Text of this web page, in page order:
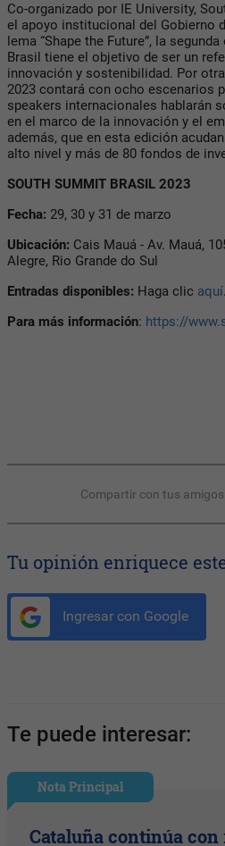
Co-organizado por IE University,
el apoyo institucional del Gobierno
lema “Shape the Future”, la
Brasil tiene el objetivo de ser un
innovación y sostenibilidad. Por
2023 contará con ocho escenarios
speakers internacionales hablarán
en el marco de la innovación y el
además, que en esta edición
alto nivel y más de 80 fondos de
SOUTH SUMMIT BRASIL 2023
Fecha: 29, 30 y 31 de marzo
Ubicación: Cais Mauá - Av. Mauá,
Alegre, Rio Grande do Sul
Entradas disponibles: Haga clic aquí.
Para más información: https://
Compartir con tus amigos
Tu opinión enriquece
Ingresar con Google
Te puede interesar:
Nota Principal
Cataluña continúa con